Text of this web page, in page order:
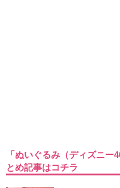
「ぬいぐるみ（ディズニ
とめ記事はコチラ